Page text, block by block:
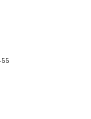
55